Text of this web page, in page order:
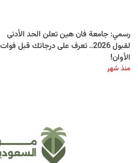
رسمي: جامعة فان هين تعلن الحد الأدنى
لقبول 2026.. تعرف على درجاتك قبل فوات
الأوان!
منذ شهر